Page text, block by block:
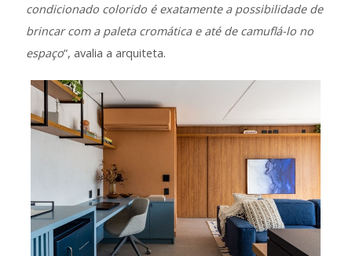
condicionado colorido é exatamente a possibilidade de
brincar com a paleta cromática e até de camuflá-lo no
espaço“, avalia a arquiteta.